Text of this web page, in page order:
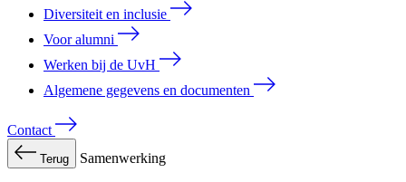
Diversiteit en inclusie
Voor alumni
Werken bij de UvH
Algemene gegevens en documenten
Contact
Terug Samenwerking